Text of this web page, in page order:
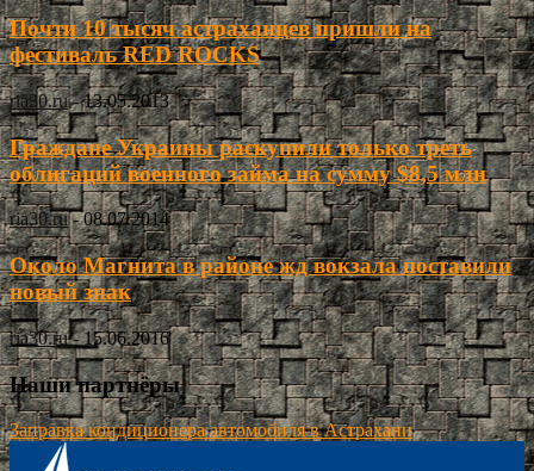
Почти 10 тысяч астраханцев пришли на
фестиваль RED ROCKS
ria30.ru - 13.05.2013
Граждане Украины раскупили только треть
облигаций военного займа на сумму $8,5 млн
ria30.ru - 08.07.2014
Около Магнита в районе жд вокзала поставили
новый знак
ria30.ru - 15.06.2016
Наши партнёры
Заправка кондиционера автомобиля в Астрахани